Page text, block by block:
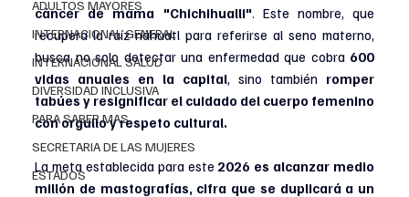
ADULTOS MAYORES
INTERNACIONAL GENERAL
INTERNACIONAL SALUD
DIVERSIDAD INCLUSIVA
PARA SABER MAS
SECRETARIA DE LAS MUJERES
ESTADOS
cáncer de mama "Chichihualli". Este nombre, que
recupera la raíz náhuatl para referirse al seno materno,
busca no solo detectar una enfermedad que cobra 600
vidas anuales en la capital, sino también romper
tabúes y resignificar el cuidado del cuerpo femenino
con orgullo y respeto cultural.
La meta establecida para este 2026 es alcanzar medio
millón de mastografías, cifra que se duplicará a un